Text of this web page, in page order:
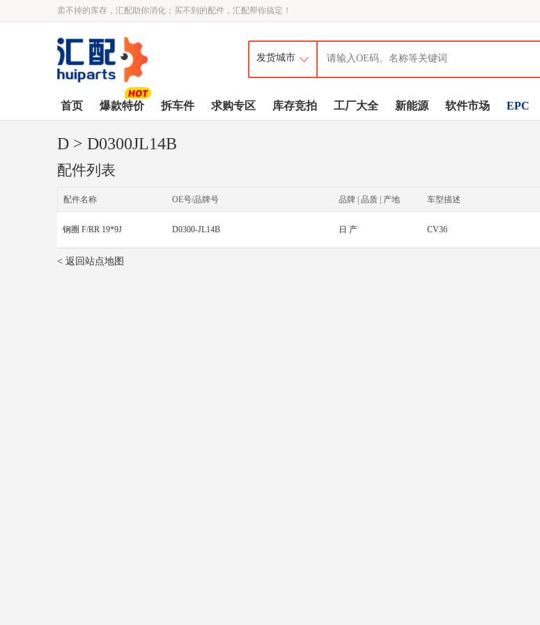
卖不掉的库存，汇配助你消化；买不到的配件，汇配帮你搞定！
首页 爆款特价 拆车件 求购专区 库存竞拍 工厂大全 新能源 软件市场 EPC
D > D0300JL14B
配件列表
配件名称 OE号/品牌号 品牌 | 品质 | 产地 车型描述
钢圈 F/RR 19*9J D0300-JL14B 日 产 CV36
< 返回站点地图